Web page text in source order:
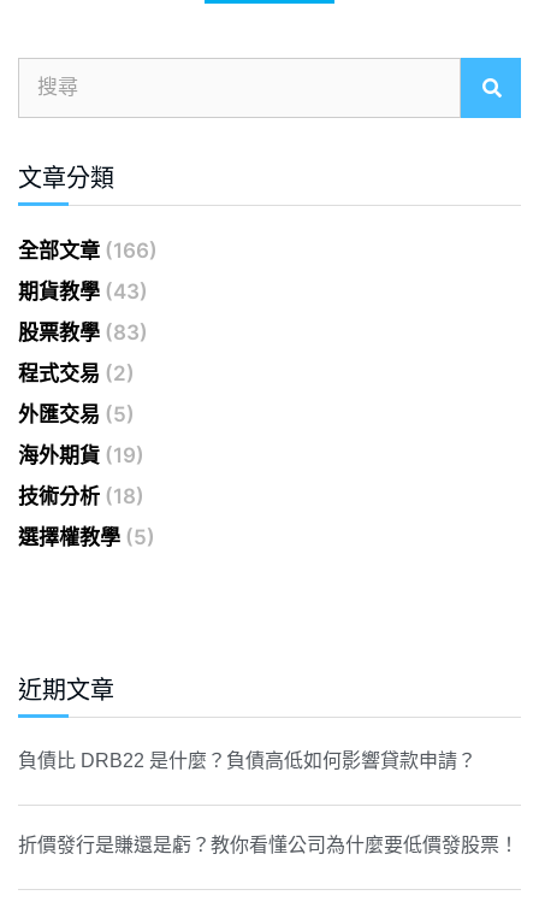
文章分類
全部文章 (166)
期貨教學 (43)
股票教學 (83)
程式交易 (2)
外匯交易 (5)
海外期貨 (19)
技術分析 (18)
選擇權教學 (5)
近期文章
負債比 DRB22 是什麼？負債高低如何影響貸款申請？
折價發行是賺還是虧？教你看懂公司為什麼要低價發股票！